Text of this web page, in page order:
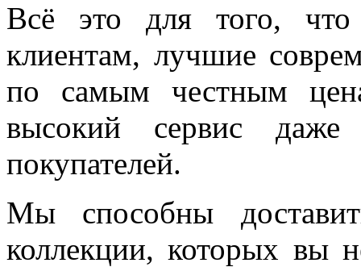
Всё это для того,
клиентам, лучшие
по самым честным
высокий сервис даже
покупателей.
Мы способны
коллекции, которых вы